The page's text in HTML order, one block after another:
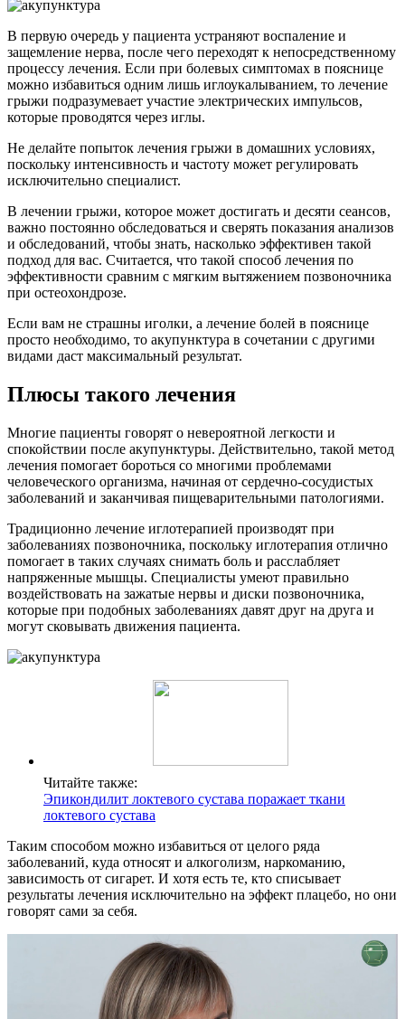
В первую очередь у пациента устраняют воспаление и
защемление нерва, после чего переходят к непосредственному
процессу лечения. Если при болевых симптомах в пояснице
можно избавиться одним лишь иглоукалыванием, то лечение
грыжи подразумевает участие электрических импульсов,
которые проводятся через иглы.
Не делайте попыток лечения грыжи в домашних условиях,
поскольку интенсивность и частоту может регулировать
исключительно специалист.
В лечении грыжи, которое может достигать и десяти сеансов,
важно постоянно обследоваться и сверять показания анализов
и обследований, чтобы знать, насколько эффективен такой
подход для вас. Считается, что такой способ лечения по
эффективности сравним с мягким вытяжением позвоночника
при остеохондрозе.
Если вам не страшны иголки, а лечение болей в пояснице
просто необходимо, то акупунктура в сочетании с другими
видами даст максимальный результат.
Плюсы такого лечения
Многие пациенты говорят о невероятной легкости и
спокойствии после акупунктуры. Действительно, такой метод
лечения помогает бороться со многими проблемами
человеческого организма, начиная от сердечно-сосудистых
заболеваний и заканчивая пищеварительными патологиями.
Традиционно лечение иглотерапией производят при
заболеваниях позвоночника, поскольку иглотерапия отлично
помогает в таких случаях снимать боль и расслабляет
напряженные мышцы. Специалисты умеют правильно
воздействовать на зажатые нервы и диски позвоночника,
которые при подобных заболеваниях давят друг на друга и
могут сковывать движения пациента.
Читайте также:
Эпикондилит локтевого сустава поражает ткани
локтевого сустава
Таким способом можно избавиться от целого ряда
заболеваний, куда относят и алкоголизм, наркоманию,
зависимость от сигарет. И хотя есть те, кто списывает
результаты лечения исключительно на эффект плацебо, но они
говорят сами за себя.